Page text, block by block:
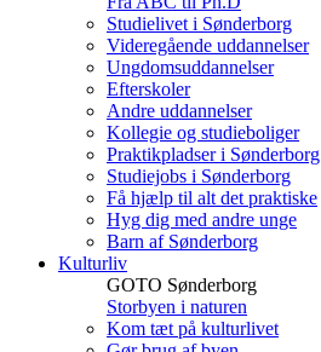
Studielivet i Sønderborg
Videregående uddannelser
Ungdomsuddannelser
Efterskoler
Andre uddannelser
Kollegie og studieboliger
Praktikpladser i Sønderborg
Studiejobs i Sønderborg
Få hjælp til alt det praktiske
Hyg dig med andre unge
Barn af Sønderborg
Kulturliv
GOTO Sønderborg
Storbyen i naturen
Kom tæt på kulturlivet